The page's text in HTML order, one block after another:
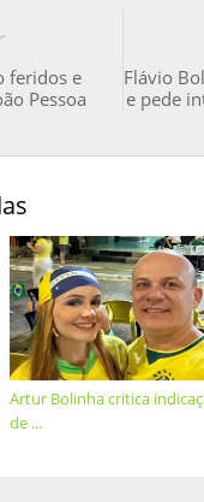
Flávio
e pede
feridos e
Pessoa
Artur Bolinha critica
de ...